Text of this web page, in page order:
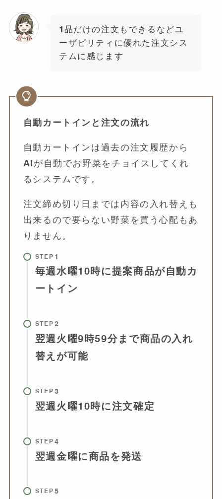
1品だけの注文もできるなどユ
ーザビリティに優れた注文シス
テムに感じます
自動カートインと注文の流れ
自動カートインは過去の注文履歴から
AIが自動でお野菜をチョイスしてくれ
るシステムです。
注文締め切り日までは内容の入れ替えも
出来るので要らない野菜を買う心配もあ
りません。
STEP
毎週水曜10時に提案商品が自動カ
ートイン
STEP
翌週火曜9時59分まで商品の入れ
替えが可能
STEP
翌週火曜10時に注文確定
STEP
翌週金曜に商品を発送
STEP